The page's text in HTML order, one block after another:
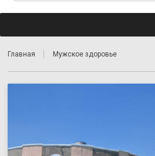
Главная Мужское здоровье